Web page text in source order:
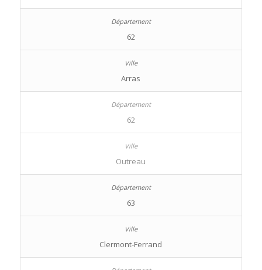
62
Arras
62
Outreau
63
Clermont-Ferrand